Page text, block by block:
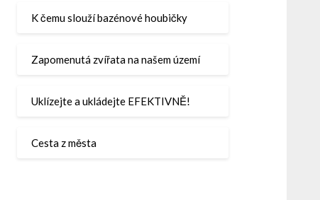
K čemu slouží bazénové houbičky
Zapomenutá zvířata na našem území
Uklízejte a ukládejte EFEKTIVNĚ!
Cesta z města